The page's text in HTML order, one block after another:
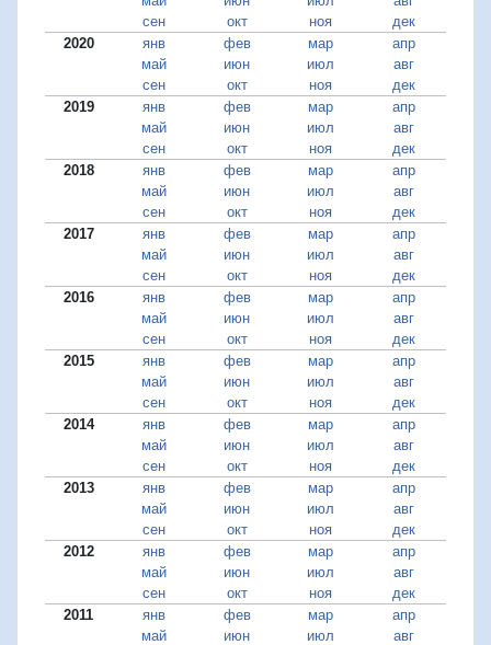
сен
окт ноя
дек
2020
янв фев мар
апр
май
июн июл
авг
сен
окт ноя
дек
2019
янв фев мар
апр
май
июн июл
авг
сен
окт ноя
дек
2018
янв фев мар
апр
май
июн июл
авг
сен
окт ноя
дек
2017
янв фев мар
апр
май
июн июл
авг
сен
окт ноя
дек
2016
янв фев мар
апр
май
июн июл
авг
сен
окт ноя
дек
2015
янв фев мар
апр
май
июн июл
авг
сен
окт ноя
дек
2014
янв фев мар
апр
май
июн июл
авг
сен
окт ноя
дек
2013
янв фев мар
апр
май
июн июл
авг
сен
окт ноя
дек
2012
янв фев мар
апр
май
июн июл
авг
сен
окт ноя
дек
2011
янв фев мар
апр
май
июн июл
авг